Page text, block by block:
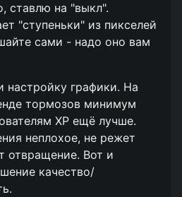
ставлю на "выкл".
"ступеньки" из пикселей
сами - надо оно вам
настройку графики. На
тормозов минимум
XP ещё лучше.
неплохое, не режет
отвращение. Вот и
качество/